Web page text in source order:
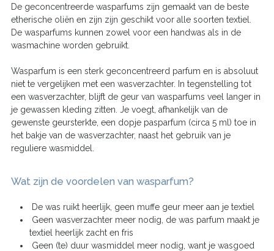
De geconcentreerde wasparfums zijn gemaakt van de beste
etherische oliën en zijn zijn geschikt voor alle soorten textiel.
De wasparfums kunnen zowel voor een handwas als in de
wasmachine worden gebruikt.
Wasparfum is een sterk geconcentreerd parfum en is absoluut
niet te vergelijken met een wasverzachter. In tegenstelling tot
een wasverzachter, blijft de geur van wasparfums veel langer in
je gewassen kleding zitten. Je voegt, afhankelijk van de
gewenste geursterkte, een dopje pasparfum (circa 5 ml) toe in
het bakje van de wasverzachter, naast het gebruik van je
reguliere wasmiddel.
Wat zijn de voordelen van wasparfum?
De was ruikt heerlijk, geen muffe geur meer aan je textiel
Geen wasverzachter meer nodig, de was parfum maakt je
textiel heerlijk zacht en fris
Geen (te) duur wasmiddel meer nodig, want je wasgoed